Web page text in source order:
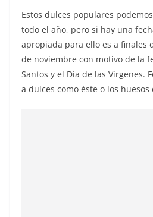
Estos dulces populares
todo el año, pero si hay una
apropiada para ello es a finales
de noviembre con motivo de la
Santos y el Día de las Vírgenes.
a dulces como éste o los huesos